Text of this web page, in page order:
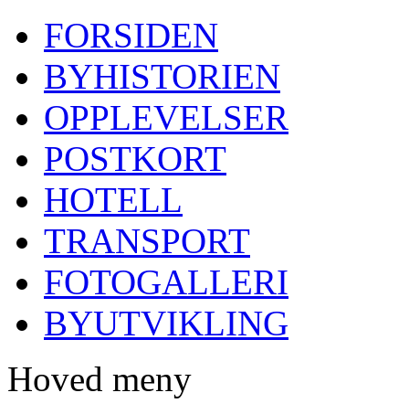
FORSIDEN
BYHISTORIEN
OPPLEVELSER
POSTKORT
HOTELL
TRANSPORT
FOTOGALLERI
BYUTVIKLING
Hoved meny